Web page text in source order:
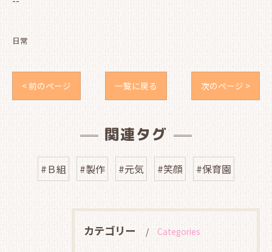
日常
< 前のページ 一覧に戻る 次のページ >
関連タグ
#Ｂ組 #製作 #元気 #笑顔 #保育園
カテゴリー Categories